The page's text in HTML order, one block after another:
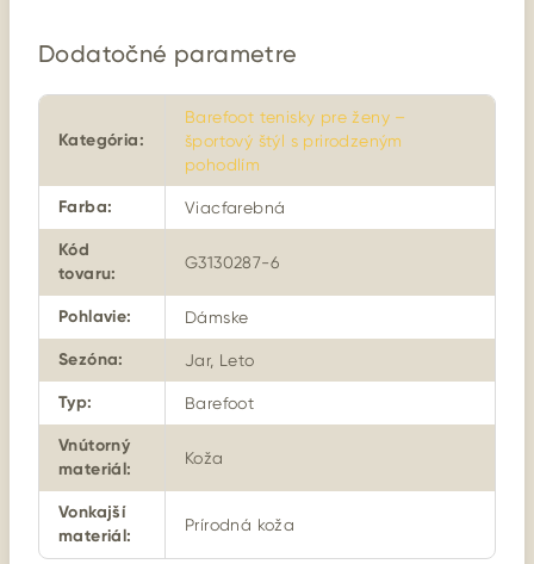
Dodatočné parametre
Kategória:
Barefoot tenisky pre ženy –
športový štýl s prirodzeným
pohodlím
Farba: Viacfarebná
Kód
tovaru:
G3130287-6
Pohlavie: Dámske
Sezóna: Jar, Leto
Typ: Barefoot
Vnútorný
materiál:
Koža
Vonkajší
materiál:
Prírodná koža